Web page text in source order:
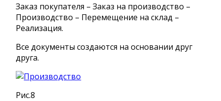
Заказ покупателя – Заказ на производство –
Производство – Перемещение на склад –
Реализация.
Все документы создаются на основании друг
друга.
Рис.8